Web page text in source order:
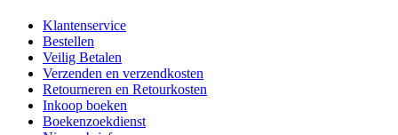
Klantenservice
Bestellen
Veilig Betalen
Verzenden en verzendkosten
Retourneren en Retourkosten
Inkoop boeken
Boekenzoekdienst